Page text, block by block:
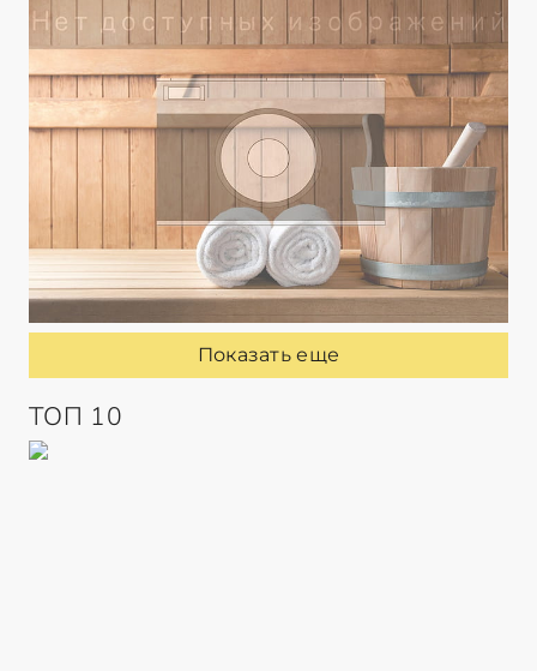
Показать еще
ТОП 10